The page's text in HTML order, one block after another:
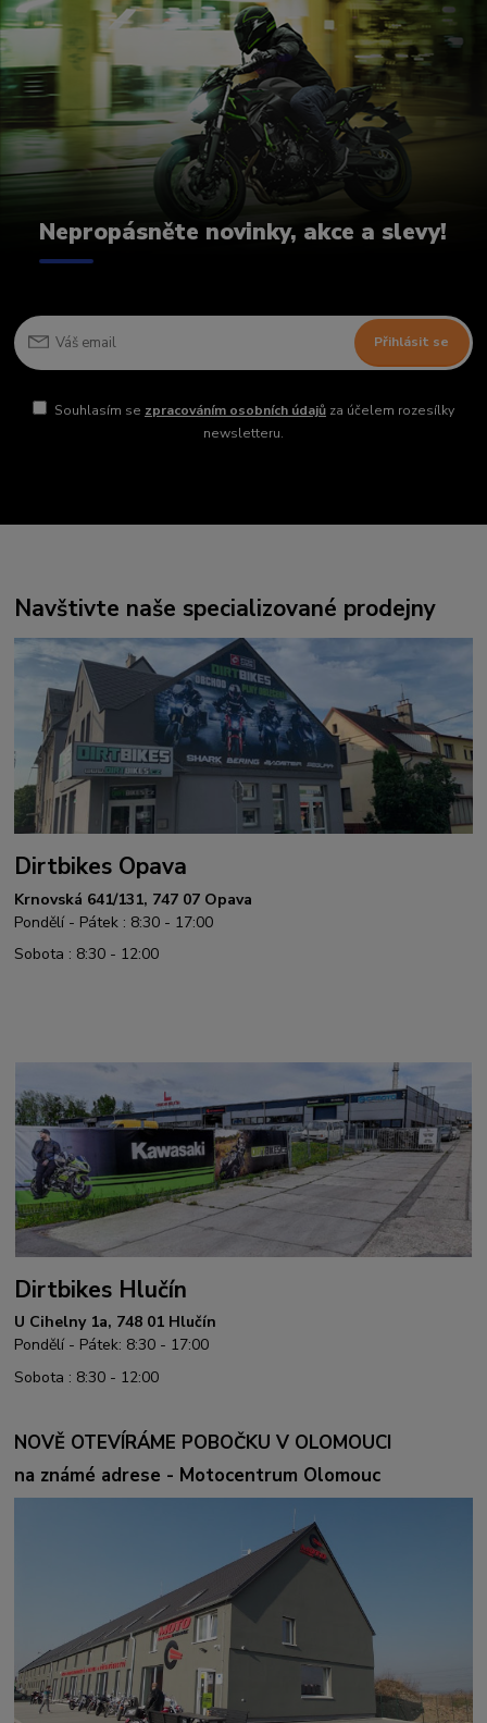
Nepropásněte novinky, akce a slevy!
Přihlásit se
Souhlasím se zpracováním osobních údajůza účelem rozesílky
newsletteru.
Navštivte naše specializované prodejny
Dirtbikes Opava
Krnovská 641/131, 747 07 Opava
Pondělí - Pátek : 8:30 - 17:00
Sobota : 8:30 - 12:00
Dirtbikes Hlučín
U Cihelny 1a, 748 01 Hlučín
Pondělí - Pátek: 8:30 - 17:00
Sobota : 8:30 - 12:00
NOVĚ OTEVÍRÁME POBOČKU V OLOMOUCI
na známé adrese - Motocentrum Olomouc